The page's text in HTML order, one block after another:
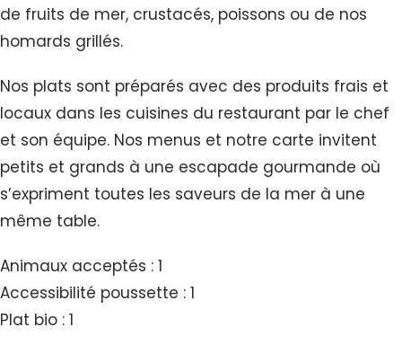
de fruits de mer, crustacés, poissons ou de nos
homards grillés.
Nos plats sont préparés avec des produits frais et
locaux dans les cuisines du restaurant par le chef
et son équipe. Nos menus et notre carte invitent
petits et grands à une escapade gourmande où
s’expriment toutes les saveurs de la mer à une
même table.
Animaux acceptés : 1
Accessibilité poussette : 1
Plat bio : 1